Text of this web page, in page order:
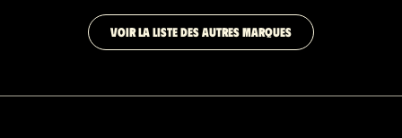
VOIR LA LISTE DES AUTRES MARQUES